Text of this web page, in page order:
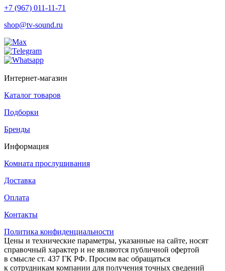
+7 (967) 011-11-71
shop@tv-sound.ru
Интернет-магазин
Каталог товаров
Подборки
Бренды
Информация
Комната прослушивания
Доставка
Оплата
Контакты
Политика конфиденциальности
Цены и технические параметры, указанные на сайте, носят
справочный характер и не являются публичной офертой
в смысле ст. 437 ГК РФ. Просим вас обращаться
к сотрудникам компании для получения точных сведений